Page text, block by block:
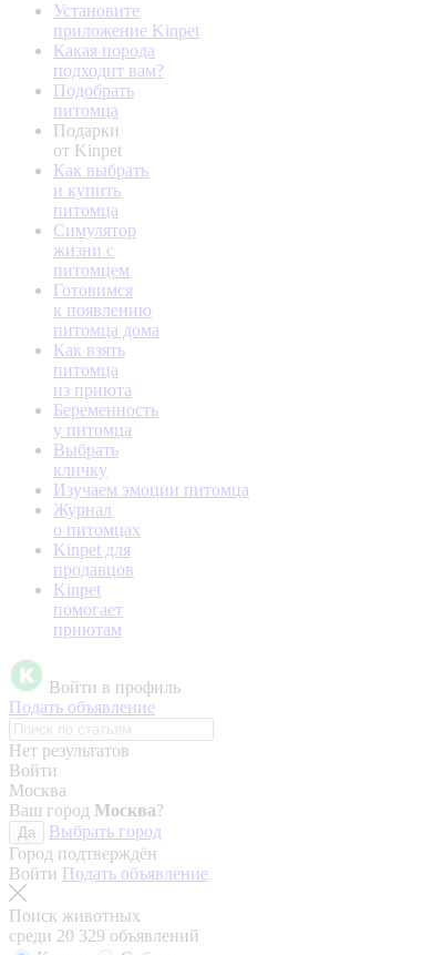
Установите
приложение Kinpet
Какая порода
подходит вам?
Подобрать
питомца
Подарки
от Kinpet
Как выбрать
и купить
питомца
Симулятор
жизни с
питомцем
Готовимся
к появлению
питомца дома
Как взять
питомца
из приюта
Беременность
у питомца
Выбрать
кличку
Изучаем эмоции питомца
Журнал
о питомцах
Kinpet для
продавцов
Kinpet
помогает
приютам
Войти в профиль
Подать объявление
Нет результатов
Войти
Москва
Ваш город Москва?
Да
Выбрать город
Город подтверждён
Войти Подать объявление
Поиск животных
среди 20 329 объявлений